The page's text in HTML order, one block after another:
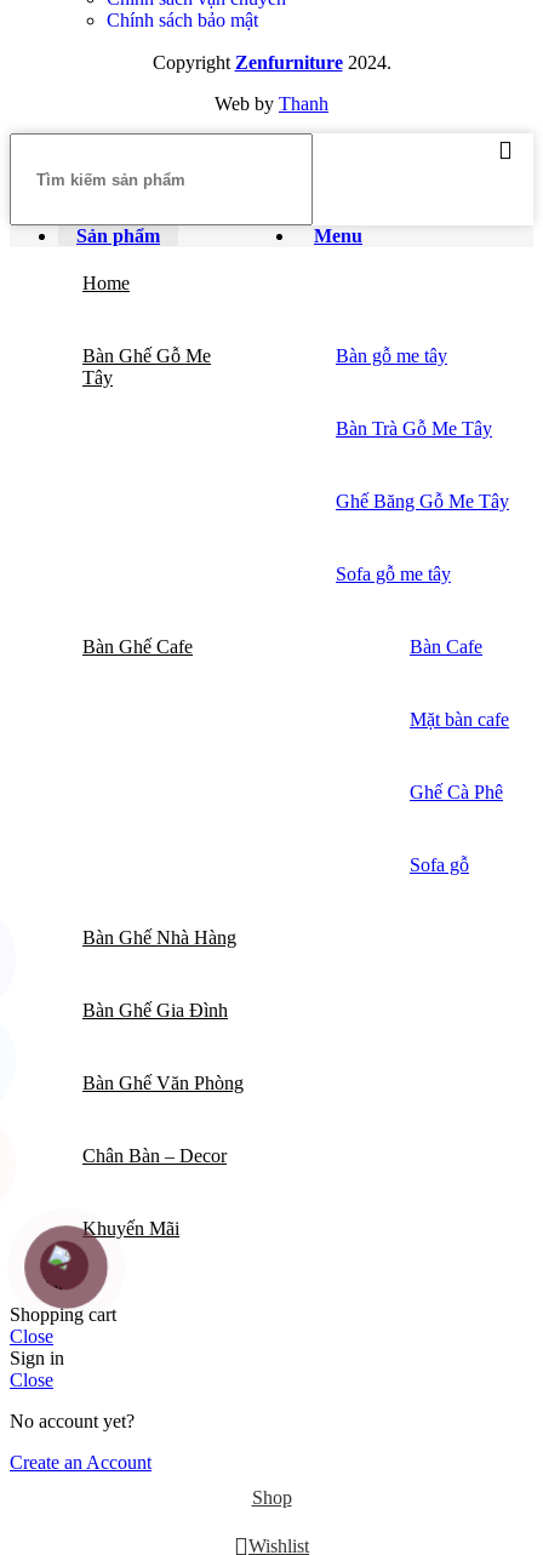
Chính sách bảo mật
Copyright Zenfurniture2024.
Web by Thanh
Menu
Sản phẩm
Home
Bàn Ghế Gỗ Me
Tây
Bàn gỗ me tây
Bàn Trà Gỗ Me Tây
Ghế Băng Gỗ Me Tây
Sofa gỗ me tây
Bàn Ghế Cafe Bàn Cafe
Mặt bàn cafe
Ghế Cà Phê
Sofa gỗ
Bàn Ghế Nhà Hàng
Bàn Ghế Gia Đình
Bàn Ghế Văn Phòng
Chân Bàn – Decor
Khuyến Mãi
Shopping cart
Close
Sign in
Close
No account yet?
Create an Account
Shop
Wishlist